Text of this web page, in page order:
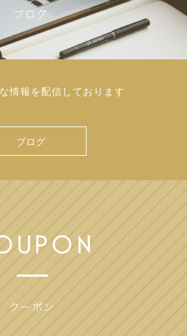
情報を配信しております
ブログ